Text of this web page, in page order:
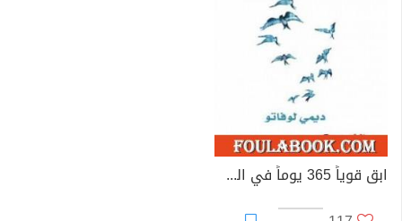
ابق قوياً 365 يوماً في السنة